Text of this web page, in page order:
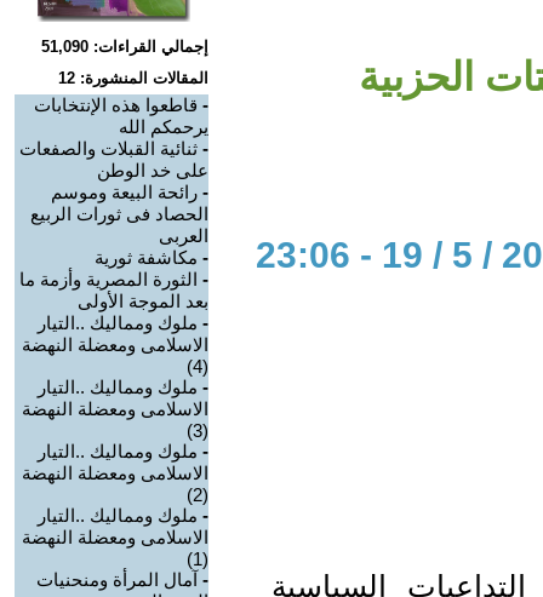
الحزبية
السياسية
إجمالي القراءات: 51,090
المقالات المنشورة: 12
- قاطعوا هذه الإنتخابات
يرحمكم الله
- ثنائية القبلات والصفعات
على خد الوطن
- رائحة البيعة وموسم
الحصاد فى ثورات الربيع
العربى
- مكاشفة ثورية
- الثورة المصرية وأزمة ما
بعد الموجة الأولى
- ملوك ومماليك ..التيار
الاسلامى ومعضلة النهضة
(4)
- ملوك ومماليك ..التيار
الاسلامى ومعضلة النهضة
(3)
- ملوك ومماليك ..التيار
الاسلامى ومعضلة النهضة
(2)
- ملوك ومماليك ..التيار
الاسلامى ومعضلة النهضة
(1)
- آمال المرأة ومنحنيات